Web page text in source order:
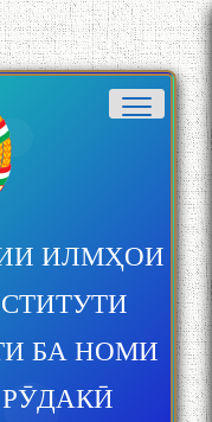
ИЛМҲОИ
БА НОМИ